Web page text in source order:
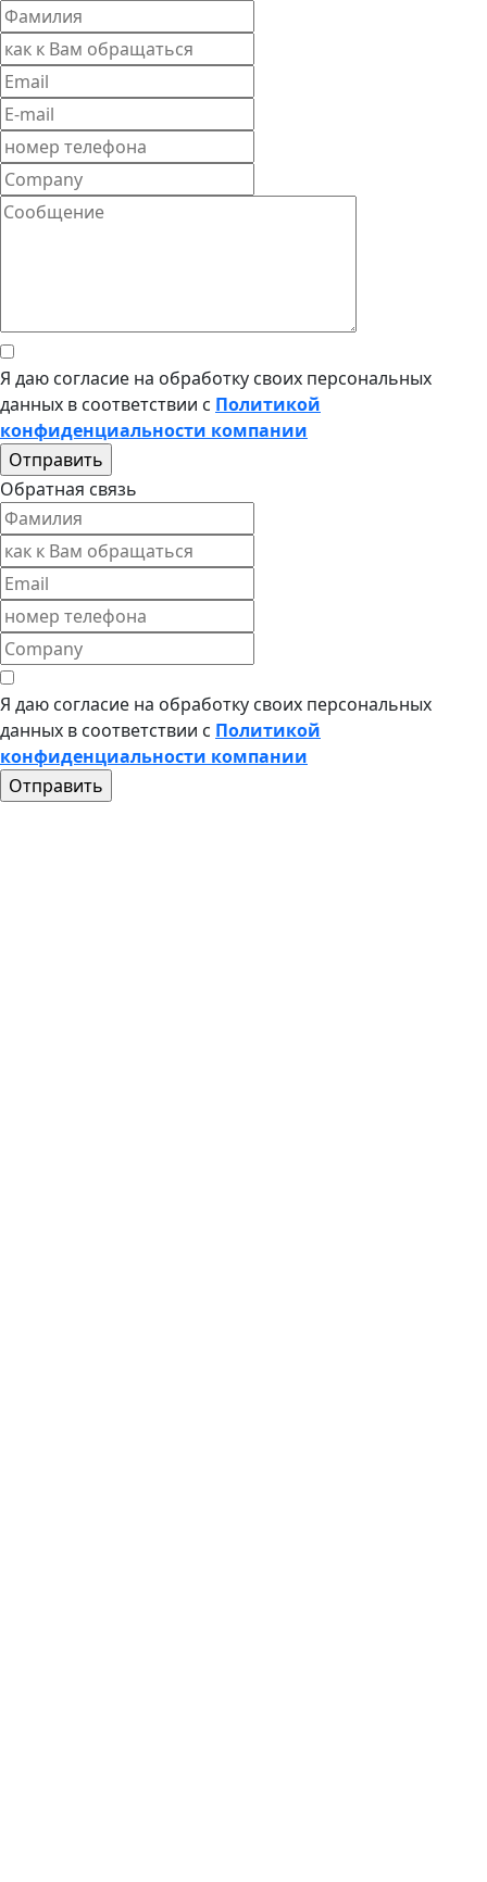
Я даю согласие на обработку своих персональных
данных в соответствии с Политикой
конфиденциальности компании
Обратная связь
Я даю согласие на обработку своих персональных
данных в соответствии с Политикой
конфиденциальности компании